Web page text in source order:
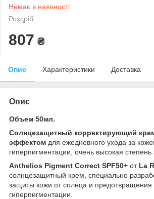
Немає в наявності
Роздріб
807 ₴
Опис Характеристики Доставка
Опис
Объем 50мл.
Солнцезащитный корректирующий
эффектом для ежедневного ухода за
гиперпигментации, очень высокая
Anthelios Pigment Correct SPF50+ от La
солнцезащитный крем, специально
защиты кожи от солнца и предотвращения
гиперпигментации.